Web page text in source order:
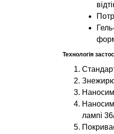
Технологія
лампі